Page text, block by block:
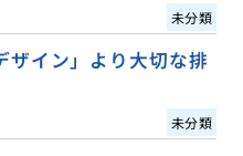
未分類
ザイン」より大切な排
未分類